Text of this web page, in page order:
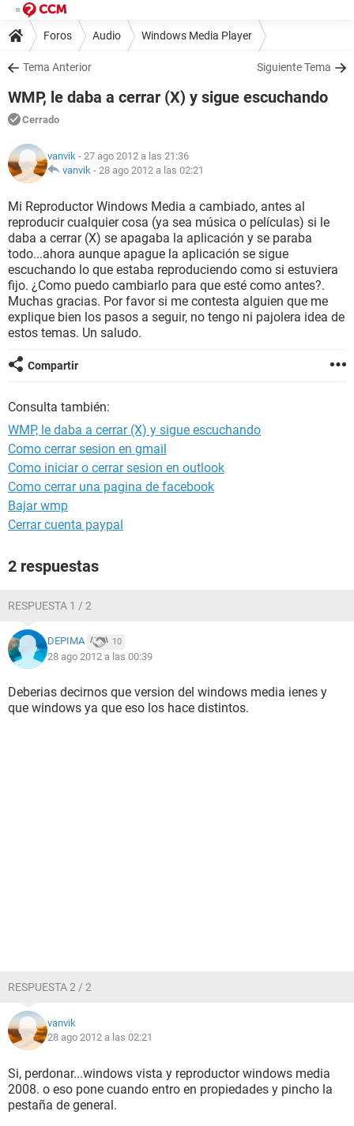
Foros Audio Windows Media Player
Tema Anterior Siguiente Tema
WMP, le daba a cerrar (X) y sigue escuchando
Cerrado
vanvik - 27 ago 2012 a las 21:36
vanvik - 28 ago 2012 a las 02:21
Mi Reproductor Windows Media a cambiado, antes al
reproducir cualquier cosa (ya sea música o películas) si le
daba a cerrar (X) se apagaba la aplicación y se paraba
todo...ahora aunque apague la aplicación se sigue
escuchando lo que estaba reproduciendo como si estuviera
fijo. ¿Como puedo cambiarlo para que esté como antes?.
Muchas gracias. Por favor si me contesta alguien que me
explique bien los pasos a seguir, no tengo ni pajolera idea de
estos temas. Un saludo.
Compartir
Consulta también:
WMP, le daba a cerrar (X) y sigue escuchando
Como cerrar sesion en gmail
Como iniciar o cerrar sesion en outlook
Como cerrar una pagina de facebook
Bajar wmp
Cerrar cuenta paypal
2 respuestas
RESPUESTA 1 / 2
DEPIMA 10
28 ago 2012 a las 00:39
Deberias decirnos que version del windows media ienes y
que windows ya que eso los hace distintos.
RESPUESTA 2 / 2
vanvik
28 ago 2012 a las 02:21
Si, perdonar...windows vista y reproductor windows media
2008. o eso pone cuando entro en propiedades y pincho la
pestaña de general.